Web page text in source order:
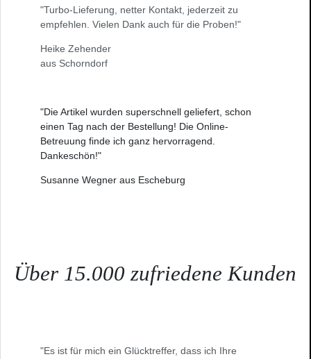
"Turbo-Lieferung, netter Kontakt, jederzeit zu
empfehlen. Vielen Dank auch für die Proben!"
Heike Zehender
aus Schorndorf
"Die Artikel wurden superschnell geliefert, schon
einen Tag nach der Bestellung! Die Online-
Betreuung finde ich ganz hervorragend.
Dankeschön!"
Susanne Wegner aus Escheburg
Über 15.000 zufriedene Kunden
"Es ist für mich ein Glücktreffer, dass ich Ihre